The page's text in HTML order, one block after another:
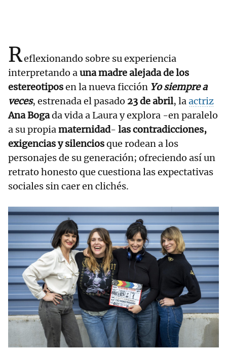
Reflexionando sobre su experiencia
interpretando auna madre alejada de los
estereotiposen la nueva ficción Yo siempre a
veces, estrenada el pasado 23 de abril, laactriz
Ana Bogada vida a Laura y explora -en paralelo
a su propiamaternidad- las contradicciones,
exigencias y silenciosque rodean a los
personajes de su generación; ofreciendo así un
retrato honesto que cuestiona las expectativas
sociales sin caer en clichés.